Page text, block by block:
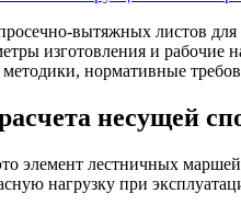
вытяжных листов
изготовления и рабочие
нормативные
несущей
элемент лестничных
нагрузку при